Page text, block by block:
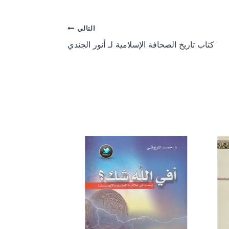
التالي
كتاب تاريخ الصحافة الإسلامية لـ أنور الجندي